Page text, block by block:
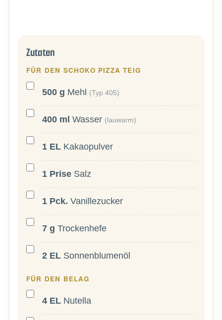
Zutaten
FÜR DEN SCHOKO PIZZA TEIG
500 g Mehl (Typ 405)
400 ml Wasser (lauwarm)
1 EL Kakaopulver
1 Prise Salz
1 Pck. Vanillezucker
7 g Trockenhefe
2 EL Sonnenblumenöl
FÜR DEN BELAG
4 EL Nutella